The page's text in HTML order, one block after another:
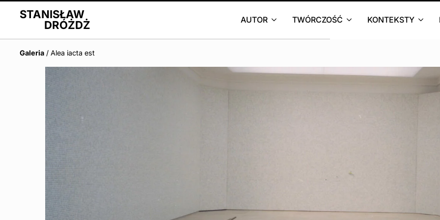
STANISŁAW
DRÓŻDŻ
AUTOR TWÓRCZOŚĆ KONTEKSTY
Galeria / Alea iacta est